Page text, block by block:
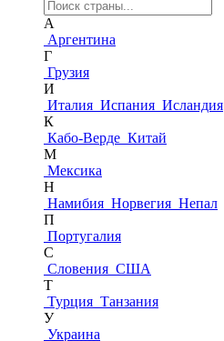
А
Аргентина
Г
Грузия
И
Италия Испания Исландия
К
Кабо-Верде Китай
М
Мексика
Н
Намибия Норвегия Непал
П
Португалия
С
Словения США
Т
Турция Танзания
У
Украина